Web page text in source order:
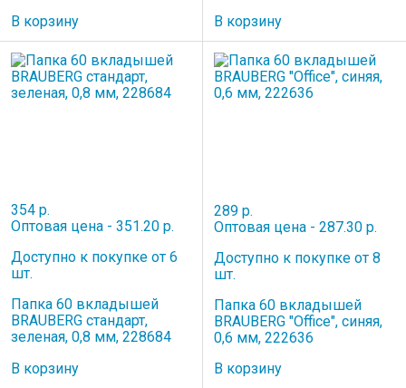
В корзину
В корзину
354 р.
Оптовая цена - 351.20 р.
Доступно к покупке от 6
шт.
Папка 60 вкладышей
BRAUBERG стандарт,
зеленая, 0,8 мм, 228684
В корзину
289 р.
Оптовая цена - 287.30 р.
Доступно к покупке от 8
шт.
Папка 60 вкладышей
BRAUBERG "Office", синяя,
0,6 мм, 222636
В корзину